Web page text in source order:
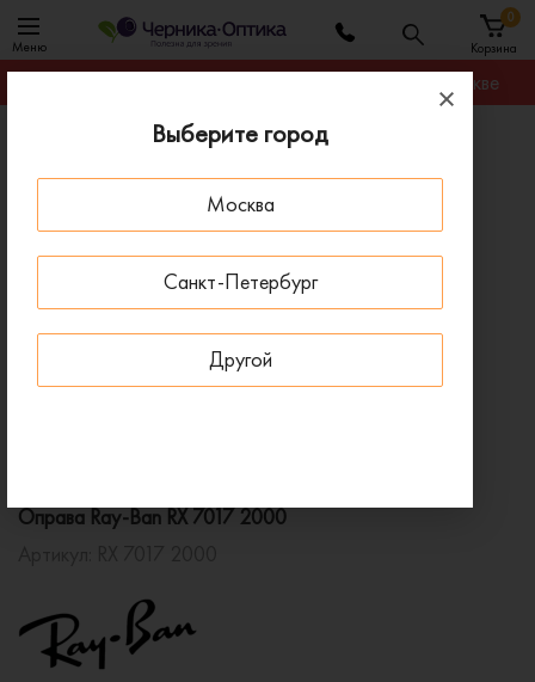
Выберите город
Москва
Санкт-Петербург
Другой
Меню Корзина
0
Гарантируем лучшую цену на любую оправу в Москве
Оправы для очков
Оправа Ray-Ban RX 7017 2000
Оправа Ray-Ban RX 7017 2000
ПОД ЗАКАЗ